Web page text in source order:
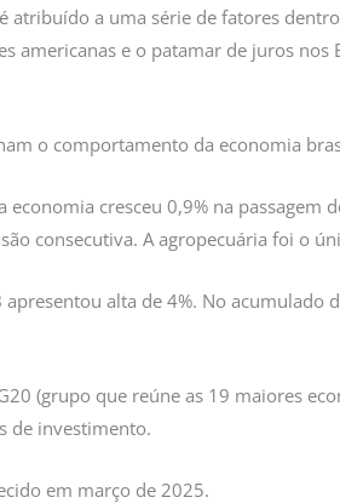
a uma série de fatores
americanas e o patamar de juros nos
o comportamento da economia
cresceu 0,9% na
consecutiva. A agropecuária foi o
alta de 4%. No
(grupo que reúne as 19 maiores
de investimento.
em março de 2025.